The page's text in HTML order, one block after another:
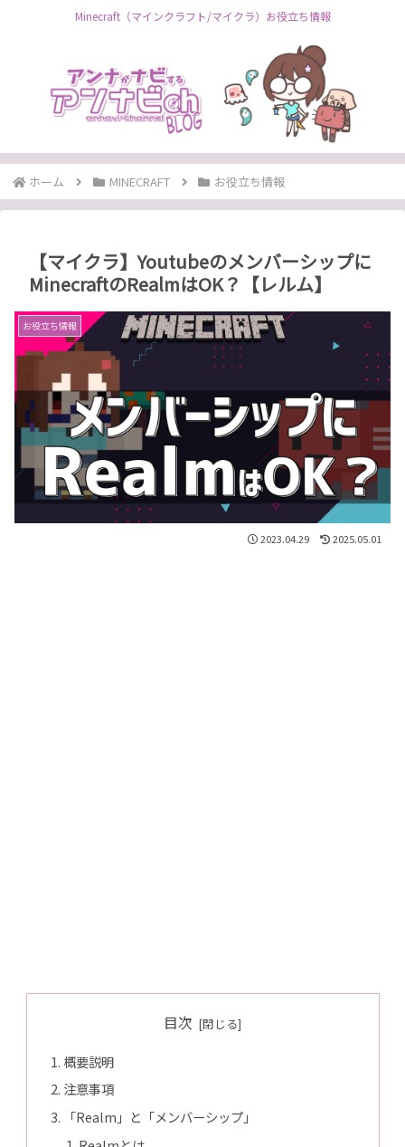
Minecraft（マインクラフト/マイクラ）お役立ち情報
ホーム MINECRAFT お役立ち情報
【マイクラ】Youtubeのメンバーシップに
MinecraftのRealmはOK？【レルム】
お役立ち情報
2023.04.29 2025.05.01
目次
概要説明
注意事項
「Realm」と「メンバーシップ」